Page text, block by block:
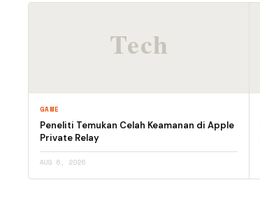
GAME
Peneliti Temukan Celah Keamanan di Apple
Private Relay
AUG 6, 2026